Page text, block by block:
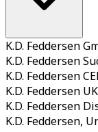
K.D. Feddersen
K.D. Feddersen
K.D. Feddersen
K.D. Feddersen
K.D. Feddersen
K.D. Feddersen,